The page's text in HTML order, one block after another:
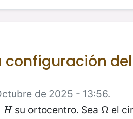
configuración
de 2025 - 13:56.
H
Hsu ortocentro. Sea Ω
Ω el